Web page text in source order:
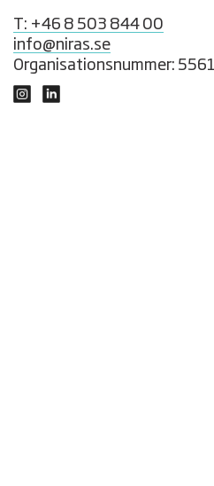
T: +46 8 503 844 00
info@niras.se
Organisationsnummer: